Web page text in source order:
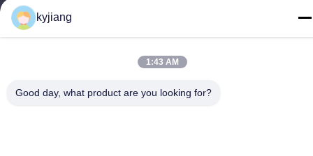
공장 주소
제12호, 진베이 구, 장저우 시, Jiangsu 주
kyjiang
1:43 AM
Good day, what product are you looking for?